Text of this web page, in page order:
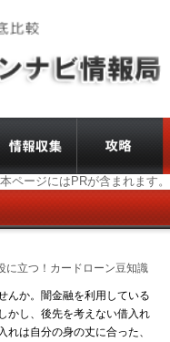
ページにはPRが含まれます。
に立つ！カードローン豆知識
んか。闇金融を利用している
かし、後先を考えない借入れ
は自分の身の丈に合った、